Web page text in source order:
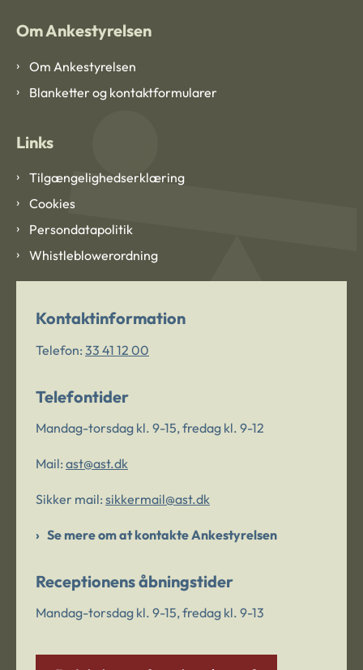
Om Ankestyrelsen
Om Ankestyrelsen
Blanketter og kontaktformularer
Links
Tilgængelighedserklæring
Cookies
Persondatapolitik
Whistleblowerordning
Kontaktinformation
Telefon: 33 41 12 00
Telefontider
Mandag-torsdag kl. 9-15, fredag kl. 9-12
Mail: ast@ast.dk
Sikker mail: sikkermail@ast.dk
Se mere om at kontakte Ankestyrelsen
Receptionens åbningstider
Mandag-torsdag kl. 9-15, fredag kl. 9-13